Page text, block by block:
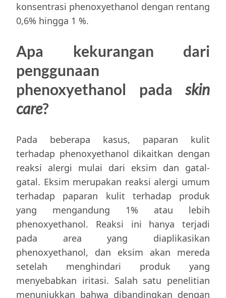
konsentrasi phenoxyethanol dengan rentang
0,6% hingga 1 %.
Apa kekurangan dari
penggunaan
phenoxyethanol pada skin
care?
Pada beberapa kasus, paparan kulit
terhadap phenoxyethanol dikaitkan dengan
reaksi alergi mulai dari eksim dan gatal-
gatal. Eksim merupakan reaksi alergi umum
terhadap paparan kulit terhadap produk
yang mengandung 1% atau lebih
phenoxyethanol. Reaksi ini hanya terjadi
pada area yang diaplikasikan
phenoxyethanol, dan eksim akan mereda
setelah menghindari produk yang
menyebabkan iritasi. Salah satu penelitian
menunjukkan bahwa dibandingkan dengan